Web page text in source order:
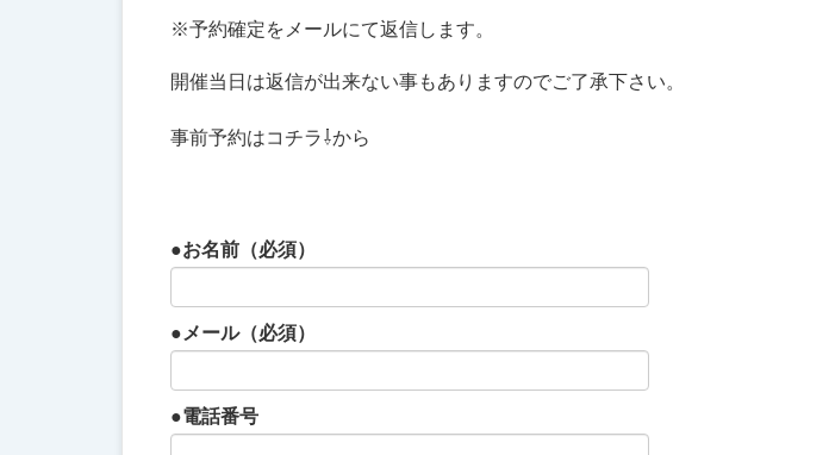
※予約確定をメールにて返信します。
開催当日は返信が出来ない事もありますのでご了承下さい。
事前予約はコチラ⇩から
●お名前（必須）
●メール（必須）
●電話番号